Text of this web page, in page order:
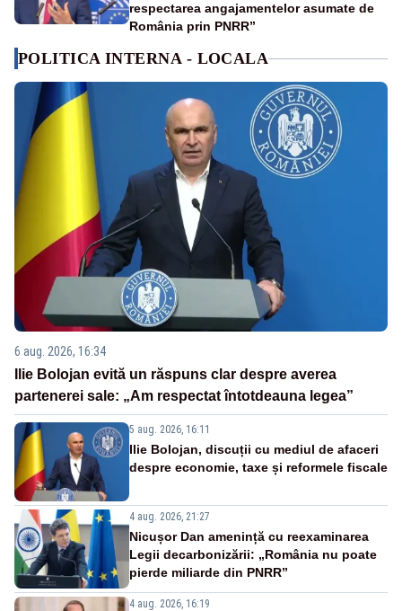
respectarea angajamentelor asumate de
România prin PNRR”
POLITICA INTERNA - LOCALA
6 aug. 2026, 16:34
Ilie Bolojan evită un răspuns clar despre averea
partenerei sale: „Am respectat întotdeauna legea”
5 aug. 2026, 16:11
Ilie Bolojan, discuții cu mediul de afaceri
despre economie, taxe și reformele fiscale
4 aug. 2026, 21:27
Nicușor Dan amenință cu reexaminarea
Legii decarbonizării: „România nu poate
pierde miliarde din PNRR”
4 aug. 2026, 16:19